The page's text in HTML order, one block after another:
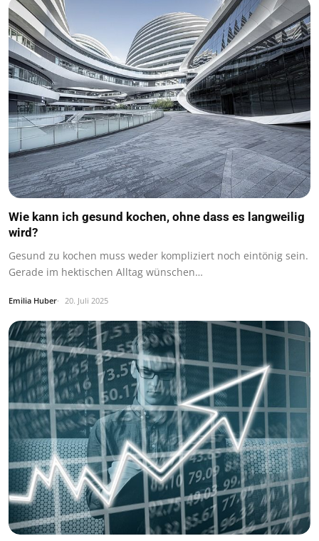
Wie kann ich gesund kochen, ohne dass es langweilig
wird?
Gesund zu kochen muss weder kompliziert noch eintönig sein.
Gerade im hektischen Alltag wünschen…
Emilia Huber 20. Juli 2025